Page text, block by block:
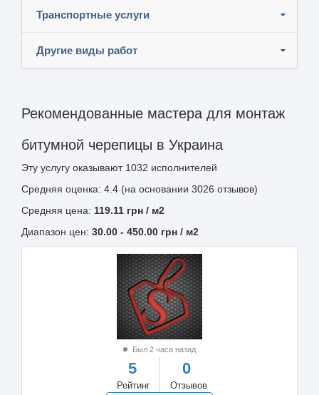
Транспортные услуги
Другие виды работ
Рекомендованные мастера для монтаж
битумной черепицы в Украина
Эту услугу оказывают 1032 исполнителей
Средняя оценка: 4.4 (на основании 3026 отзывов)
Средняя цена: 119.11 грн / м2
Диапазон цен: 30.00 - 450.00 грн / м2
Был 2 часа назад
5
Рейтинг
0
Отзывов